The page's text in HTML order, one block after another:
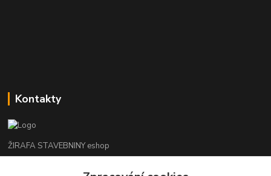
Kontakty
ŽIRAFA STAVEBNINY eshop